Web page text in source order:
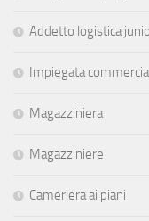
Addetto logistica
Impiegata
Magazziniera
Magazziniere
Cameriera ai piani